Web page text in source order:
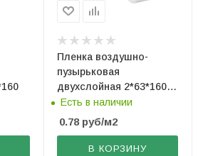
Пленка воздушно-
пузырьковая
двухслойная 2*63*160
(рез. по 40 см)
Есть в наличии
0.78 руб/м2
В КОРЗИНУ